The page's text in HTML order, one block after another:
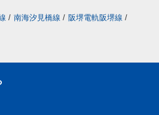
/ 南海汐見橋線 / 阪堺電軌阪堺線 /